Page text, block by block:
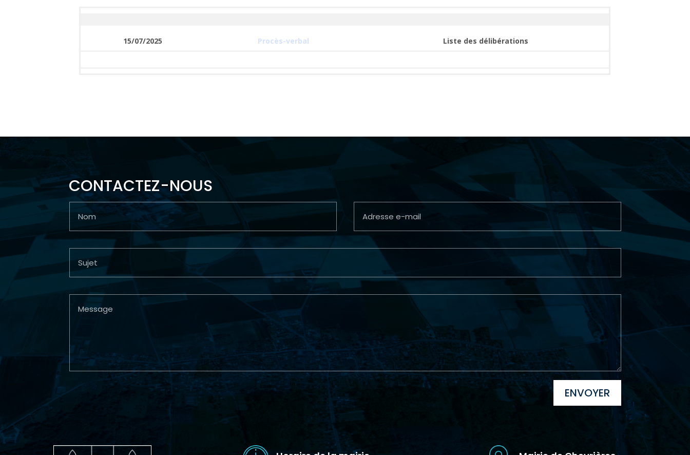
15/07/2025 Procès-verbal Liste des délibérations
CONTACTEZ-NOUS
ENVOYER